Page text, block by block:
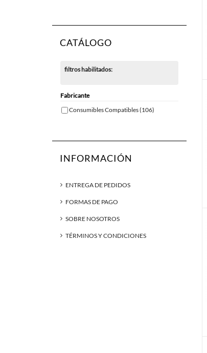
CATÁLOGO
filtros habilitados:
Fabricante
Consumibles Compatibles(106)
INFORMACIÓN
ENTREGA DE PEDIDOS
FORMAS DE PAGO
SOBRE NOSOTROS
TÉRMINOS Y CONDICIONES